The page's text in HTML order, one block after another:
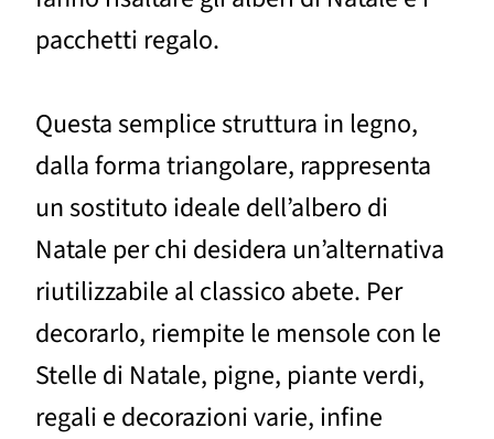
pacchetti regalo.
Questa semplice struttura in legno,
dalla forma triangolare, rappresenta
un sostituto ideale dell’albero di
Natale per chi desidera un’alternativa
riutilizzabile al classico abete. Per
decorarlo, riempite le mensole con le
Stelle di Natale, pigne, piante verdi,
regali e decorazioni varie, infine